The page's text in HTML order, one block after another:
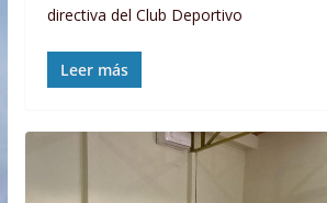
directiva del Club Deportivo
Leer más